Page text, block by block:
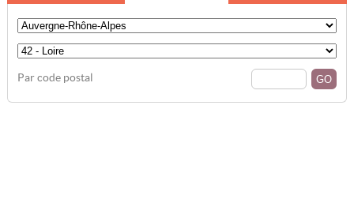
Par code postal